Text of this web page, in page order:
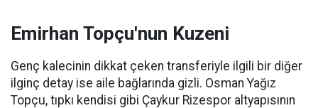
Emirhan Topçu'nun Kuzeni
Genç kalecinin dikkat çeken transferiyle ilgili bir diğer
ilginç detay ise aile bağlarında gizli. Osman Yağız
Topçu, tıpkı kendisi gibi Çaykur Rizespor altyapısının